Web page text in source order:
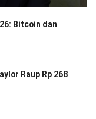
Bitcoin dan
Raup Rp 268